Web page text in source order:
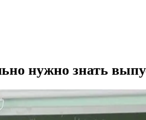
нужно знать